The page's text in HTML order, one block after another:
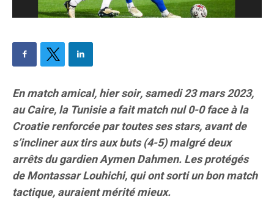
En match amical, hier soir, samedi 23 mars 2023,
au Caire, la Tunisie a fait match nul 0-0 face à la
Croatie renforcée par toutes ses stars, avant de
s’incliner aux tirs aux buts (4-5) malgré deux
arrêts du gardien Aymen Dahmen. Les protégés
de Montassar Louhichi, qui ont sorti un bon match
tactique, auraient mérité mieux.